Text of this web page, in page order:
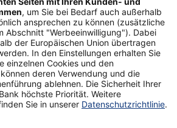
Abonnieren